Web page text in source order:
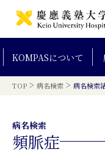
KOMPASについて
TOP > 病名検索 > 病名検索
病名検索
頻脈症